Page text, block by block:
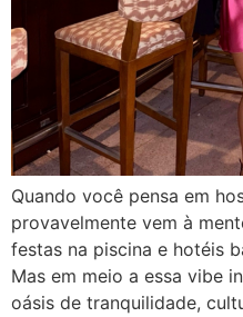
Quando você pensa em
provavelmente vem à
festas na piscina e hotéis
Mas em meio a essa vibe
oásis de tranquilidade,